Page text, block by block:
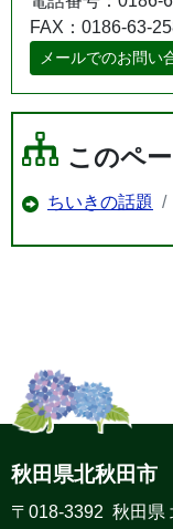
FAX：0186-63-
メールでのお問い
このペ
ちいきの話題
秋田県北秋田市
〒018-3392 秋田県